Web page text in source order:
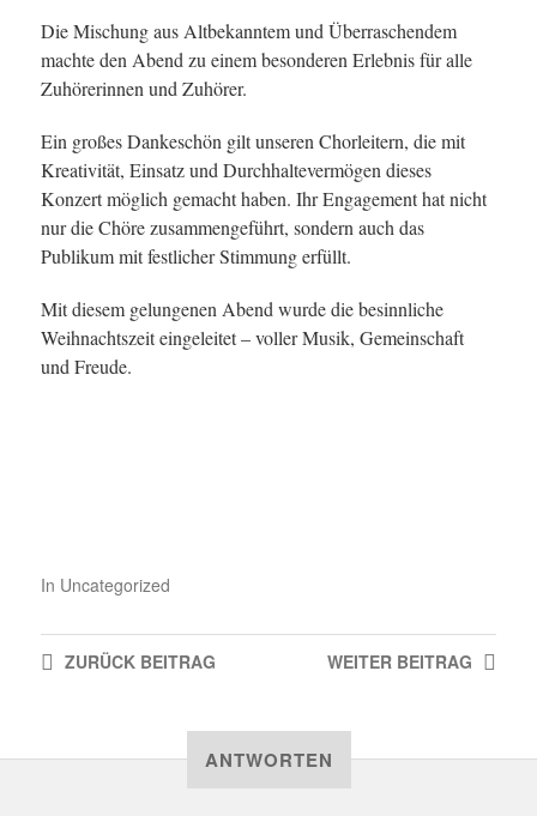
Die Mischung aus Altbekanntem und Überraschendem
machte den Abend zu einem besonderen Erlebnis für alle
Zuhörerinnen und Zuhörer.
Ein großes Dankeschön gilt unseren Chorleitern, die mit
Kreativität, Einsatz und Durchhaltevermögen dieses
Konzert möglich gemacht haben. Ihr Engagement hat nicht
nur die Chöre zusammengeführt, sondern auch das
Publikum mit festlicher Stimmung erfüllt.
Mit diesem gelungenen Abend wurde die besinnliche
Weihnachtszeit eingeleitet – voller Musik, Gemeinschaft
und Freude.
In Uncategorized
WEITER BEITRAG
ZURÜCKBEITRAG
ANTWORTEN